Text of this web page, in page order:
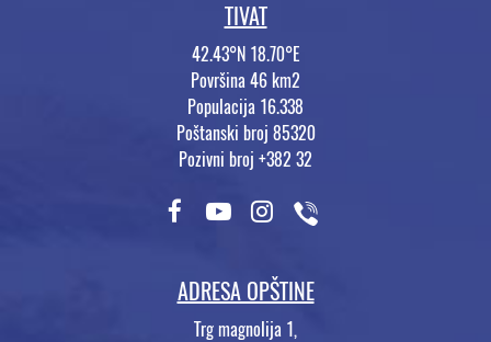
TIVAT
42.43°N 18.70°E
Površina 46 km2
Populacija 16.338
Poštanski broj 85320
Pozivni broj +382 32
ADRESA OPŠTINE
Trg magnolija 1,